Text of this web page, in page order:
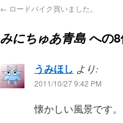
← ロードバイク買いました。
みにちゅあ青島への8
うみほし より:
2011/10/27 9:42 PM
懐かしい風景です。